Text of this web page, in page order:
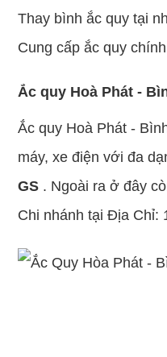
Thay bình ắc quy tại
Cung cấp ắc quy
Ắc quy Hoà Phát -
Ắc quy Hoà Phát -
máy, xe điện với đa
GS . Ngoài ra ở đây
Chi nhánh tại Địa Chỉ: